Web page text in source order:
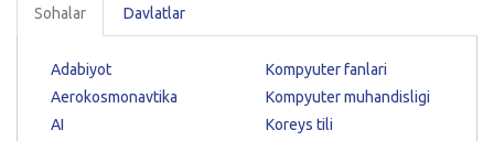
Sohalar Davlatlar
Adabiyot
Aerokosmonavtika
AI
Kompyuter fanlari
Kompyuter muhandisligi
Koreys tili